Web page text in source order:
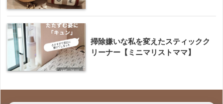
掃除嫌いな私を変えたスティックク
リーナー【ミニマリストママ】